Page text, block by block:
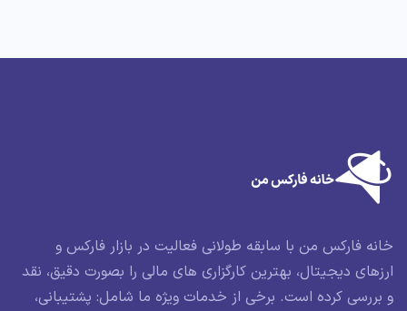
خانه فارکس من با سابقه طولانی فعالیت در بازار فارکس و
ارزهای دیجیتال، بهترین کارگزاری های مالی را بصورت دقیق، نقد
و بررسی کرده است. برخی از خدمات ویژه ما شامل: پشتیبانی،